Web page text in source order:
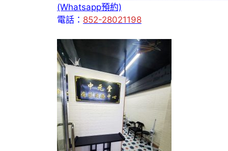
(Whatsapp預約)
電話： 852-28021198